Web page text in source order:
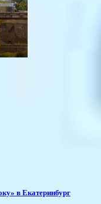
в Екатеринбург